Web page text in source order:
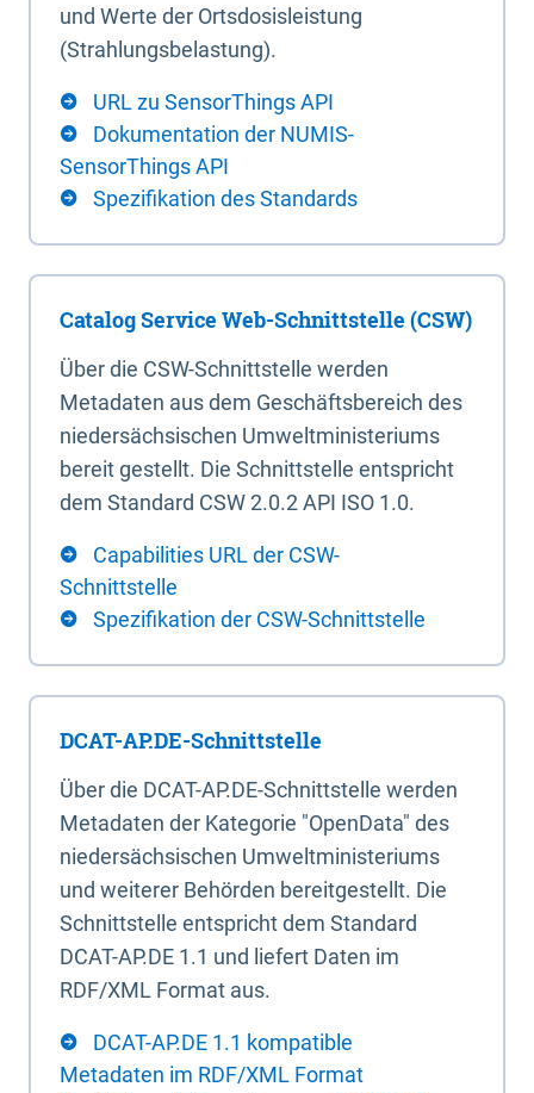
und Werte der Ortsdosisleistung
(Strahlungsbelastung).
URL zu SensorThings API
Dokumentation der NUMIS-
SensorThings API
Spezifikation des Standards
Catalog Service Web-Schnittstelle (CSW)
Über die CSW-Schnittstelle werden
Metadaten aus dem Geschäftsbereich des
niedersächsischen Umweltministeriums
bereit gestellt. Die Schnittstelle entspricht
dem Standard CSW 2.0.2 API ISO 1.0.
Capabilities URL der CSW-
Schnittstelle
Spezifikation der CSW-Schnittstelle
DCAT-AP.DE-Schnittstelle
Über die DCAT-AP.DE-Schnittstelle werden
Metadaten der Kategorie "OpenData" des
niedersächsischen Umweltministeriums
und weiterer Behörden bereitgestellt. Die
Schnittstelle entspricht dem Standard
DCAT-AP.DE 1.1 und liefert Daten im
RDF/XML Format aus.
DCAT-AP.DE 1.1 kompatible
Metadaten im RDF/XML Format